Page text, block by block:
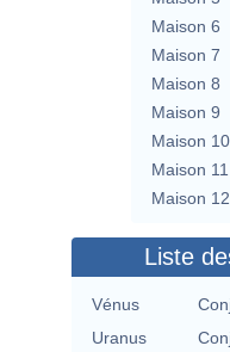
Maison 6
Maison 7
Maison 8
Maison 9
Maison 10
Maison 11
Maison 12
Liste
Vénus
Uranus